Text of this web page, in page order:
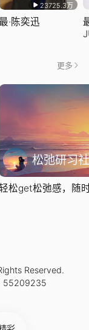
23725.3万
·陈奕迅
更多
松弛研习社
松get松弛感，随
Reserved.
55209235